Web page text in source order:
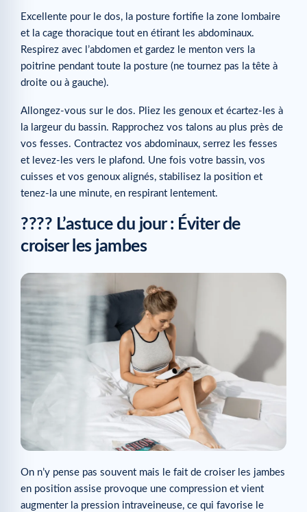
Excellente pour le dos, la posture fortifie la zone lombaire
et la cage thoracique tout en étirant les abdominaux.
Respirez avec l’abdomen et gardez le menton vers la
poitrine pendant toute la posture (ne tournez pas la tête à
droite ou à gauche).
Allongez-vous sur le dos. Pliez les genoux et écartez-les à
la largeur du bassin. Rapprochez vos talons au plus près de
vos fesses. Contractez vos abdominaux, serrez les fesses
et levez-les vers le plafond. Une fois votre bassin, vos
cuisses et vos genoux alignés, stabilisez la position et
tenez-la une minute, en respirant lentement.
???? L’astuce du jour : Éviter de
croiser les jambes
On n’y pense pas souvent mais le fait de croiser les jambes
en position assise provoque une compression et vient
augmenter la pression intraveineuse, ce qui favorise le